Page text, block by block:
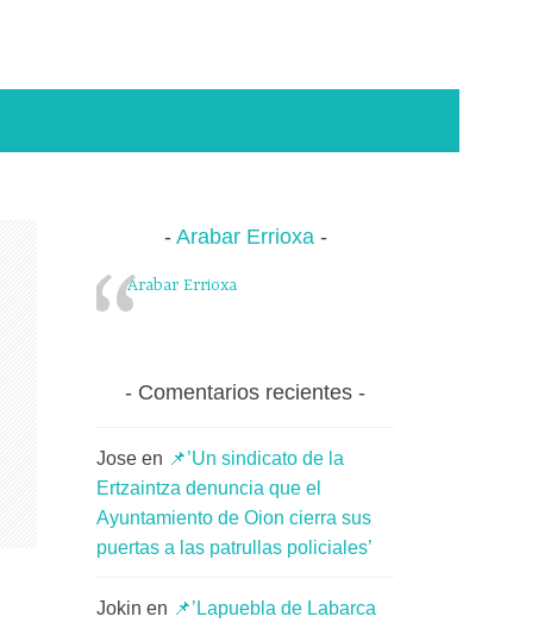
Arabar Errioxa
Arabar Errioxa
Comentarios recientes
Jose en 📌’Un sindicato de la
Ertzaintza denuncia que el
Ayuntamiento de Oion cierra sus
puertas a las patrullas policiales’
Jokin en 📌’Lapuebla de Labarca